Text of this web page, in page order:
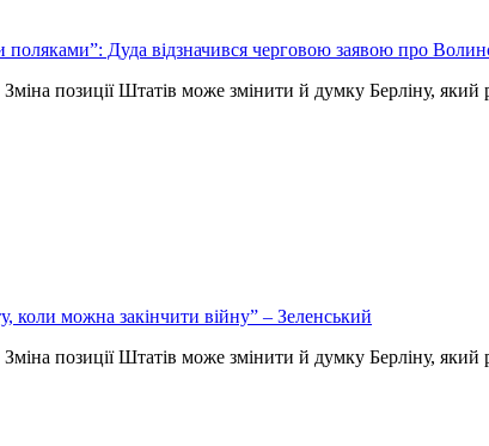
поляками”: Дуда відзначився черговою заявою про
позиції Штатів може змінити й думку Берліну,
коли можна закінчити війну” – Зеленський
позиції Штатів може змінити й думку Берліну,